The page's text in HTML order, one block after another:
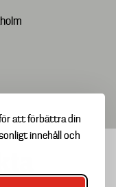
att förbättra din
innehåll och